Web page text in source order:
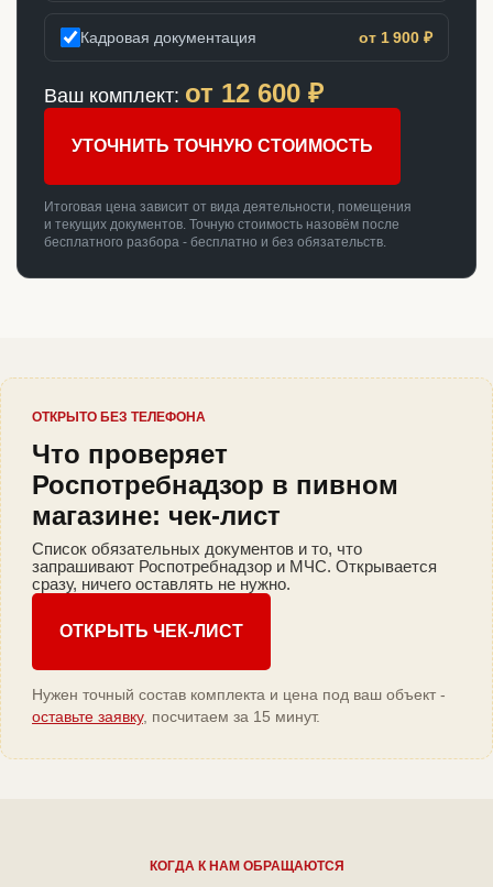
Кадровая документация от 1 900 ₽
Ваш комплект: от 12 600 ₽
УТОЧНИТЬ ТОЧНУЮ СТОИМОСТЬ
Итоговая цена зависит от вида деятельности, помещения
и текущих документов. Точную стоимость назовём после
бесплатного разбора - бесплатно и без обязательств.
ОТКРЫТО БЕЗ ТЕЛЕФОНА
Что проверяет
Роспотребнадзор в пивном
магазине: чек-лист
Список обязательных документов и то, что
запрашивают Роспотребнадзор и МЧС. Открывается
сразу, ничего оставлять не нужно.
ОТКРЫТЬ ЧЕК-ЛИСТ
Нужен точный состав комплекта и цена под ваш объект -
оставьте заявку, посчитаем за 15 минут.
КОГДА К НАМ ОБРАЩАЮТСЯ